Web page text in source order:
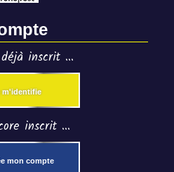
inscrit ...
m'identifie
inscrit ...
mon compte